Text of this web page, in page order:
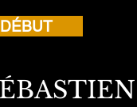
DÉBUT